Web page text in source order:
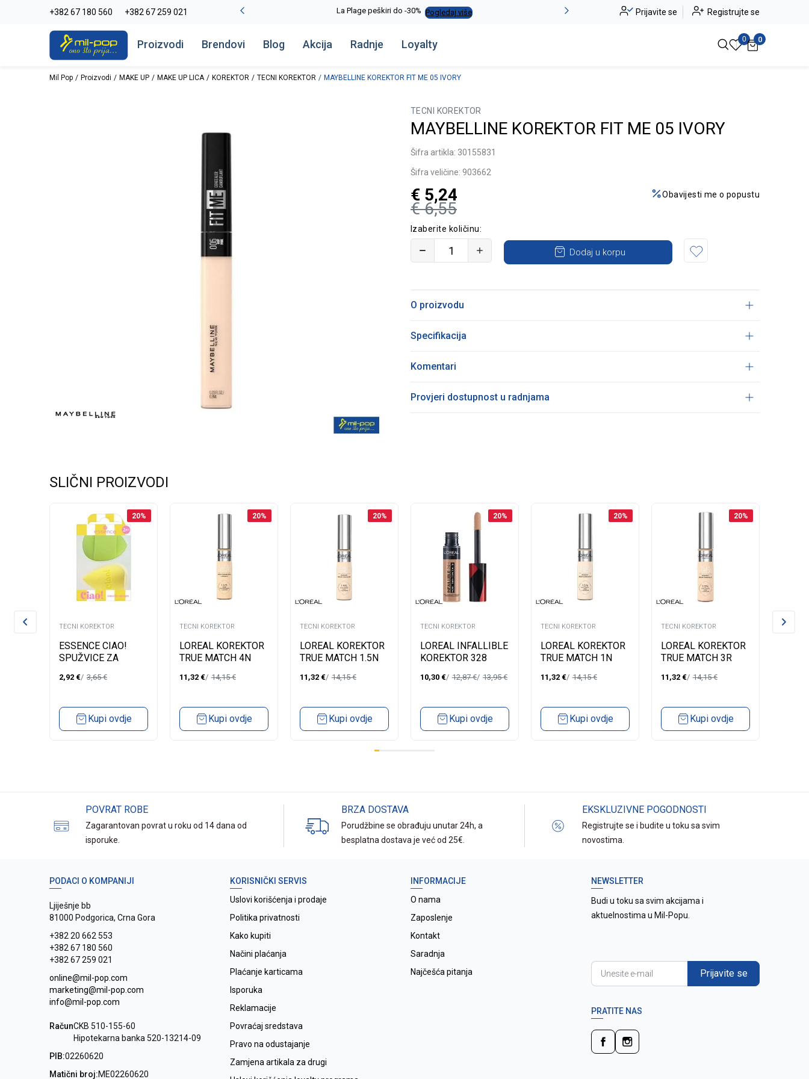
+382 67 180 560 +382 67 259 021
-20% na kompletan asortiman Pogledaj više La Plage peškiri do -30% Pogledaj više Alma Ras do -50% Pogledaj više
Prijavite se Registrujte se
Proizvodi Brendovi Blog Akcija Radnje Loyalty 0 0
Mil Pop Proizvodi MAKE UP MAKE UP LICA KOREKTOR TECNI KOREKTOR MAYBELLINE KOREKTOR FIT ME 05 IVORY
TECNI KOREKTOR
MAYBELLINE KOREKTOR FIT ME 05 IVORY
Šifra artikla: 30155831
Šifra veličine: 903662
€ 6,55
€ 5,24 Obavijesti me o popustu
Izaberite količinu:
Dodaj u korpu
O proizvodu
Specifikacija
Komentari
Provjeri dostupnost u radnjama
SLIČNI PROIZVODI
20%
TECNI KOREKTOR
ESSENCE CIAO!
SPUŽVICE ZA
2,92 € 3,65€
Kupi ovdje
20%
TECNI KOREKTOR
LOREAL KOREKTOR
TRUE MATCH 4N
11,32 € 14,15€
Kupi ovdje
20%
TECNI KOREKTOR
LOREAL KOREKTOR
TRUE MATCH 1.5N
11,32 € 14,15€
Kupi ovdje
20%
TECNI KOREKTOR
LOREAL INFALLIBLE
KOREKTOR 328
10,30 € 12,87€ 13,95€
Kupi ovdje
20%
TECNI KOREKTOR
LOREAL KOREKTOR
TRUE MATCH 1N
11,32 € 14,15€
Kupi ovdje
20%
TECNI KOREKTOR
LOREAL KOREKTOR
TRUE MATCH 3R
11,32 € 14,15€
Kupi ovdje
TECNI
POVRAT ROBE
Zagarantovan povrat u roku od 14 dana od
isporuke.
BRZA DOSTAVA
Porudžbine se obrađuju unutar 24h, a
besplatna dostava je već od 25€.
EKSKLUZIVNE POGODNOSTI
Registrujte se i budite u toku sa svim
novostima.
PODACI O KOMPANIJI
Ljiješnje bb
81000 Podgorica, Crna Gora
+382 20 662 553
+382 67 180 560
+382 67 259 021
online@mil-pop.com
marketing@mil-pop.com
info@mil-pop.com
RačunCKB 510-155-60
Hipotekarna banka 520-13214-09
PIB:02260620
Matični broj:ME02260620
KORISNIČKI SERVIS
Uslovi korišćenja i prodaje
Politika privatnosti
Kako kupiti
Načini plaćanja
Plaćanje karticama
Isporuka
Reklamacije
Povraćaj sredstava
Pravo na odustajanje
Zamjena artikala za drugi
INFORMACIJE
O nama
Zaposlenje
Kontakt
Saradnja
Najčešća pitanja
NEWSLETTER
Budi u toku sa svim akcijama i
aktuelnostima u Mil-Popu.
Prijavite se
PRATITE NAS